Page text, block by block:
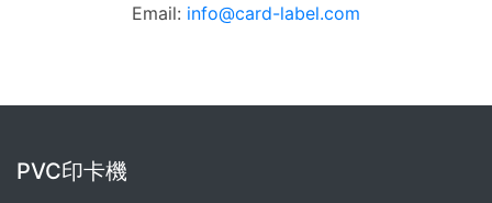
Email: info@card-label.com
PVC印卡機